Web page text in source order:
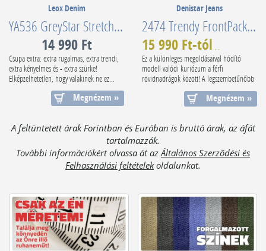
Leox Denim
YA536 GreyStar Stretch Capri
14 990 Ft
Csupa extra: extra rugalmas, extra trendi,
extra kényelmes és - extra szürke!
Elképzelhetetlen, hogy valakinek ne ez...
Megnézem »
Denistar Jeans
2474 Trendy FrontPacket Stretch Capri
15 990 Ft-tól
Ez a különleges megoldásaival hódító
modell valódi kuriózum a férfi
rövidnadrágok között! A legszembetűnőbb
Megnézem »
A feltüntetett árak Forintban és Euróban is bruttó árak, az áfát
tartalmazzák.
További információkért olvassa át az Általános Szerződési és
Felhasználási feltételekoldalunkat.